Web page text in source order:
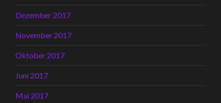
Dezember 2017
November 2017
Oktober 2017
Juni 2017
Mai 2017